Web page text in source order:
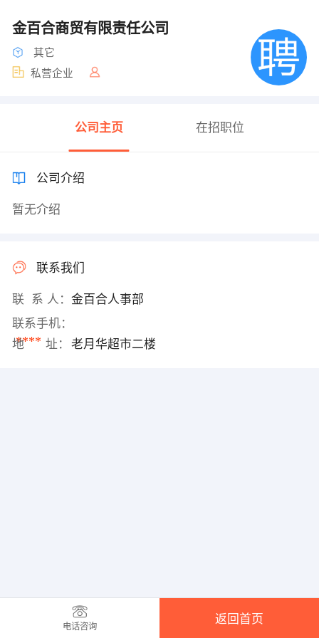
金百合商贸有限责任公司
其它
私营企业
公司主页 在招职位
公司介绍
暂无介绍
联系我们
联 系 人： 金百合人事部
联系手机：
****
地 址： 老月华超市二楼
电话咨询
返回首页